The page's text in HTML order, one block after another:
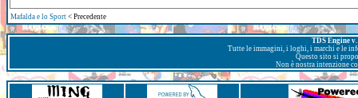
Mafalda e lo Sport < Precedente
TDS Engine
Tutte le immagini, i loghi, i marchi e le
Questo sito si
Non è nostra intenzione